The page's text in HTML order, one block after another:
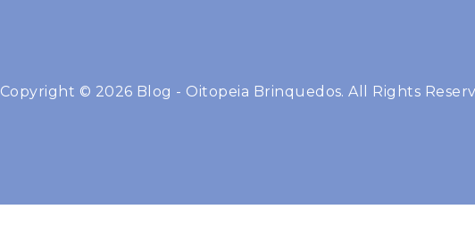
Copyright © 2026 Blog - Oitopeia Brinquedos. All Rights